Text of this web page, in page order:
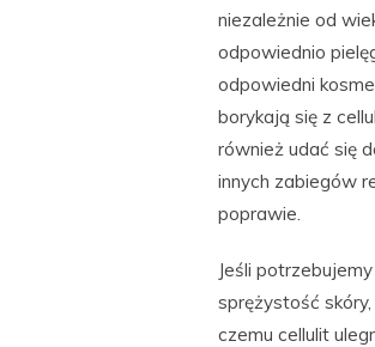
niezależnie od
odpowiednio
odpowiedni
borykają się z
również udać się
innych zabiegów
poprawie.
Jeśli
sprężystość
czemu cellulit